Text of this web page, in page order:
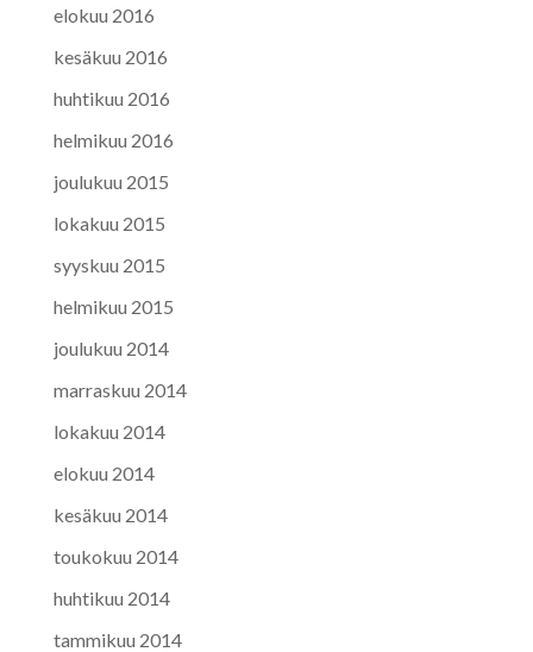
elokuu 2016
kesäkuu 2016
huhtikuu 2016
helmikuu 2016
joulukuu 2015
lokakuu 2015
syyskuu 2015
helmikuu 2015
joulukuu 2014
marraskuu 2014
lokakuu 2014
elokuu 2014
kesäkuu 2014
toukokuu 2014
huhtikuu 2014
tammikuu 2014